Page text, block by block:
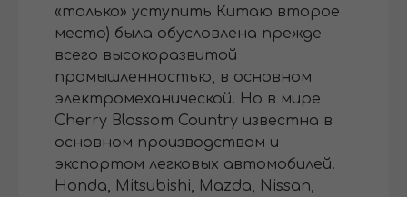
«только» уступить Китаю второе
место) была обусловлена ​​прежде
всего высокоразвитой
промышленностью, в основном
электромеханической. Но в мире
Cherry Blossom Country известна в
основном производством и
экспортом легковых автомобилей.
Honda, Mitsubishi, Mazda, Nissan,